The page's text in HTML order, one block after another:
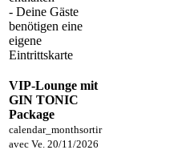
- Deine Gäste
benötigen eine
eigene
Eintrittskarte
VIP-Lounge mit
GIN TONIC
Package
calendar_monthsortir
avec Ve. 20/11/2026